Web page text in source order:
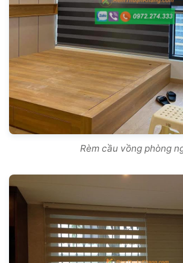
Rèm cầu vồng phòng